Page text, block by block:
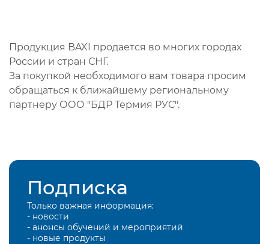
Продукция BAXI продается во многих городах
России и стран СНГ.
За покупкой необходимого вам товара просим
обращаться к ближайшему региональному
партнеру ООО "БДР Термия РУС".
Подписка
Только важная информация:
- новости
- анонсы обучений и мероприятий
- новые продукты